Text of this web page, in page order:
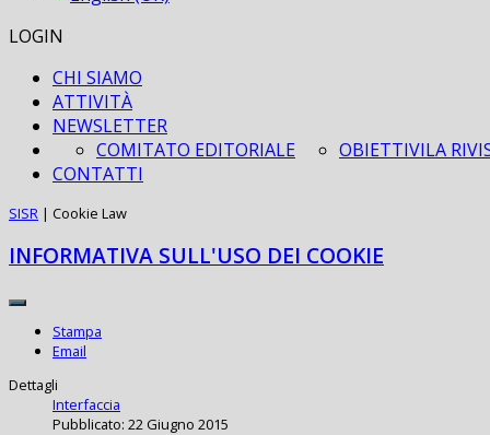
LOGIN
CHI SIAMO
ATTIVITÀ
NEWSLETTER
LA
COMITATO EDITORIALE
OBIETTIVI
CONTATTI
SISR | Cookie Law
INFORMATIVA SULL'USO DEI COOKIE
Stampa
Email
Dettagli
Interfaccia
Pubblicato: 22 Giugno 2015